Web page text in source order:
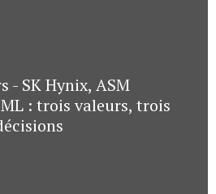
- SK Hynix, ASM
: trois valeurs, trois